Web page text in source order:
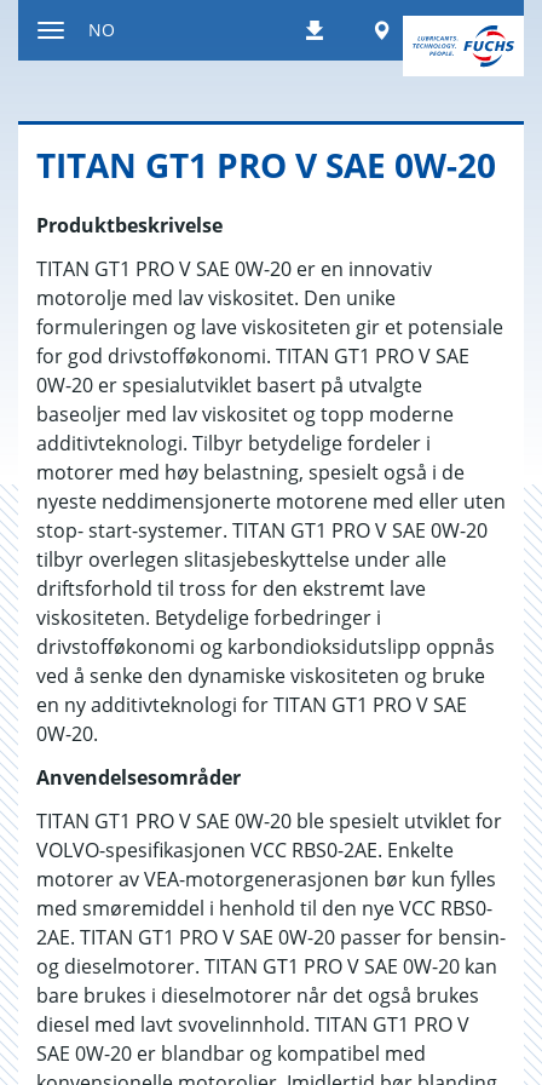
NedlastingerWorldwide
NO
TITAN GT1 PRO V SAE 0W-20
Produktbeskrivelse
TITAN GT1 PRO V SAE 0W-20 er en innovativ
motorolje med lav viskositet. Den unike
formuleringen og lave viskositeten gir et potensiale
for god drivstofføkonomi. TITAN GT1 PRO V SAE
0W-20 er spesialutviklet basert på utvalgte
baseoljer med lav viskositet og topp moderne
additivteknologi. Tilbyr betydelige fordeler i
motorer med høy belastning, spesielt også i de
nyeste neddimensjonerte motorene med eller uten
stop- start-systemer. TITAN GT1 PRO V SAE 0W-20
tilbyr overlegen slitasjebeskyttelse under alle
driftsforhold til tross for den ekstremt lave
viskositeten. Betydelige forbedringer i
drivstofføkonomi og karbondioksidutslipp oppnås
ved å senke den dynamiske viskositeten og bruke
en ny additivteknologi for TITAN GT1 PRO V SAE
0W-20.
Anvendelsesområder
TITAN GT1 PRO V SAE 0W-20 ble spesielt utviklet for
VOLVO-spesifikasjonen VCC RBS0-2AE. Enkelte
motorer av VEA-motorgenerasjonen bør kun fylles
med smøremiddel i henhold til den nye VCC RBS0-
2AE. TITAN GT1 PRO V SAE 0W-20 passer for bensin-
og dieselmotorer. TITAN GT1 PRO V SAE 0W-20 kan
bare brukes i dieselmotorer når det også brukes
diesel med lavt svovelinnhold. TITAN GT1 PRO V
SAE 0W-20 er blandbar og kompatibel med